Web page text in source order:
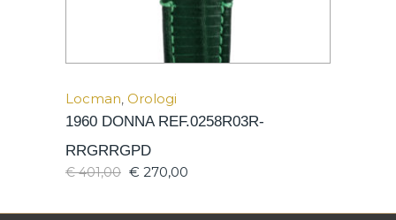
Locman, Orologi
1960 DONNA REF.0258R03R-
RRGRRGPD
€401,00 € 270,00